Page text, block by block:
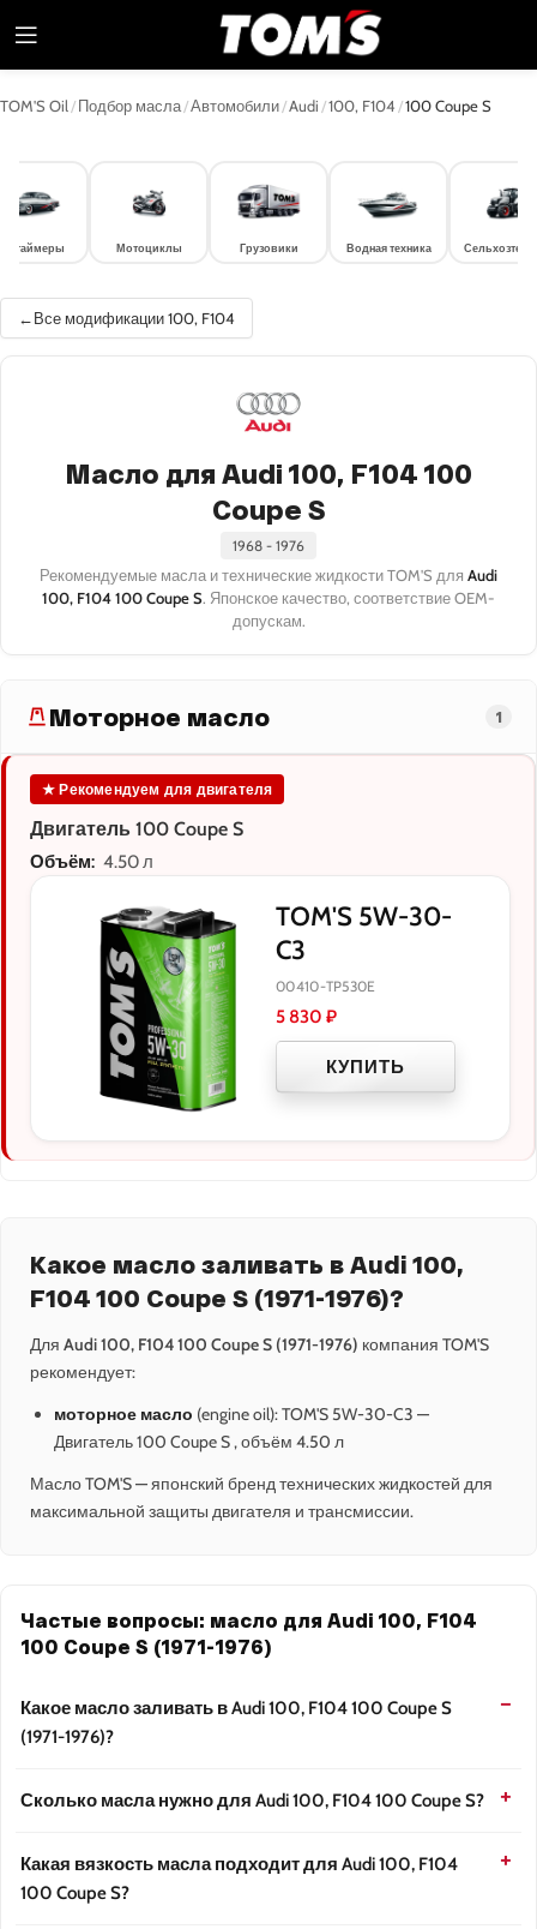
TOM'S Oil /Подбор масла/Автомобили/Audi /100, F104 /100 Coupe S
Мотоциклы Грузовики Водная техника
Все модификации 100, F104
Масло для Audi 100, F104 100
Coupe S
1968 - 1976
Рекомендуемые масла и технические жидкости TOM'S для Audi
100, F104 100 Coupe S. Японское качество, соответствие OEM-
допускам.
Моторное масло 1
★ Рекомендуем для двигателя
Двигатель 100 Coupe S
Объём: 4.50 л
TOM'S 5W-30-
C3
00410-TP530E
5 830 ₽
КУПИТЬ
Какое масло заливать в Audi 100,
F104 100 Coupe S (1971-1976)?
Для Audi 100, F104 100 Coupe S (1971-1976) компания TOM'S
рекомендует:
моторное масло (engine oil): TOM'S 5W-30-C3 —
Двигатель 100 Coupe S , объём 4.50 л
Масло TOM'S — японский бренд технических жидкостей для
максимальной защиты двигателя и трансмиссии.
Частые вопросы: масло для Audi 100, F104
100 Coupe S (1971-1976)
Какое масло заливать в Audi 100, F104 100 Coupe S
(1971-1976)?
Сколько масла нужно для Audi 100, F104 100 Coupe S?
Какая вязкость масла подходит для Audi 100, F104
100 Coupe S?